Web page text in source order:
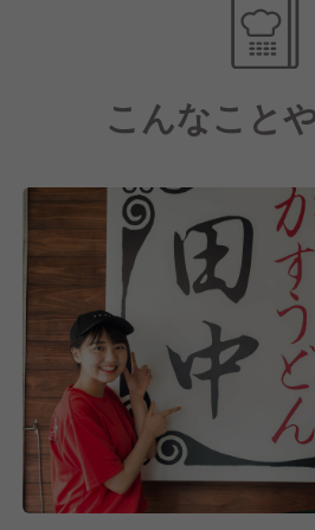
【あなたの努力次第でお給与は
運営する各店舗の業績は好調！
今後さらに新しいポストが生ま
アアップのチャンスが多いの
きます。
【当社ならではのうれしい福
ブランドに限らず、全店舗で利
をご用意。
幅広いジャンルの店舗展開をし
ートでお得なお買い物やお食事
こんなこと